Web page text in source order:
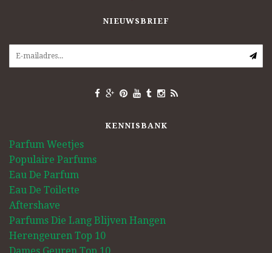
NIEUWSBRIEF
KENNISBANK
Parfum Weetjes
Populaire Parfums
Eau De Parfum
Eau De Toilette
Aftershave
Parfums Die Lang Blijven Hangen
Herengeuren Top 10